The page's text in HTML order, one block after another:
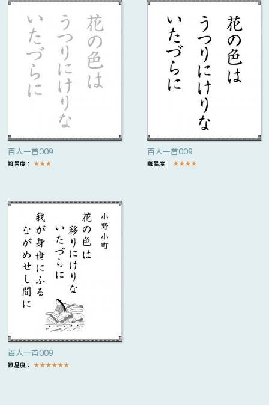
百人一首009
難易度： ★★★
百人一首009
難易度： ★★★★
百人一首009
難易度： ★★★★★★